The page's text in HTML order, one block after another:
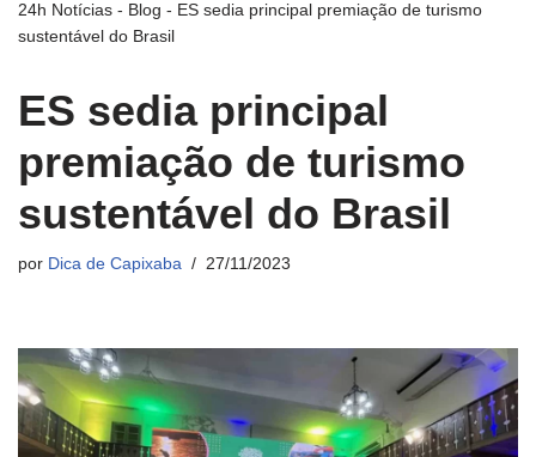
24h Notícias - Blog - ES sedia principal premiação de turismo
sustentável do Brasil
ES sedia principal
premiação de turismo
sustentável do Brasil
por Dica de Capixaba 27/11/2023